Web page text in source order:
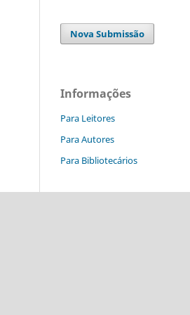
Nova Submissão
Informações
Para Leitores
Para Autores
Para Bibliotecários